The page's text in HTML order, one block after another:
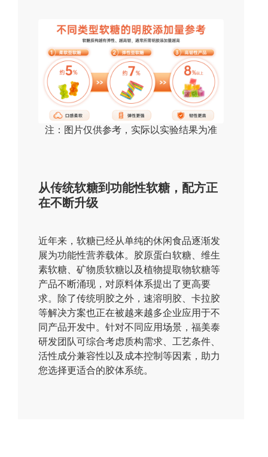
注：图片仅供参考，实际以实验结果为准
从传统软糖到功能性软糖，配方正
在不断升级
近年来，软糖已经从单纯的休闲食品逐渐发
展为功能性营养载体。胶原蛋白软糖、维生
素软糖、矿物质软糖以及植物提取物软糖等
产品不断涌现，对原料体系提出了更高要
求。除了传统明胶之外，速溶明胶、卡拉胶
等解决方案也正在被越来越多企业应用于不
同产品开发中。针对不同应用场景，福美泰
研发团队可综合考虑质构需求、工艺条件、
活性成分兼容性以及成本控制等因素，助力
您选择更适合的胶体系统。